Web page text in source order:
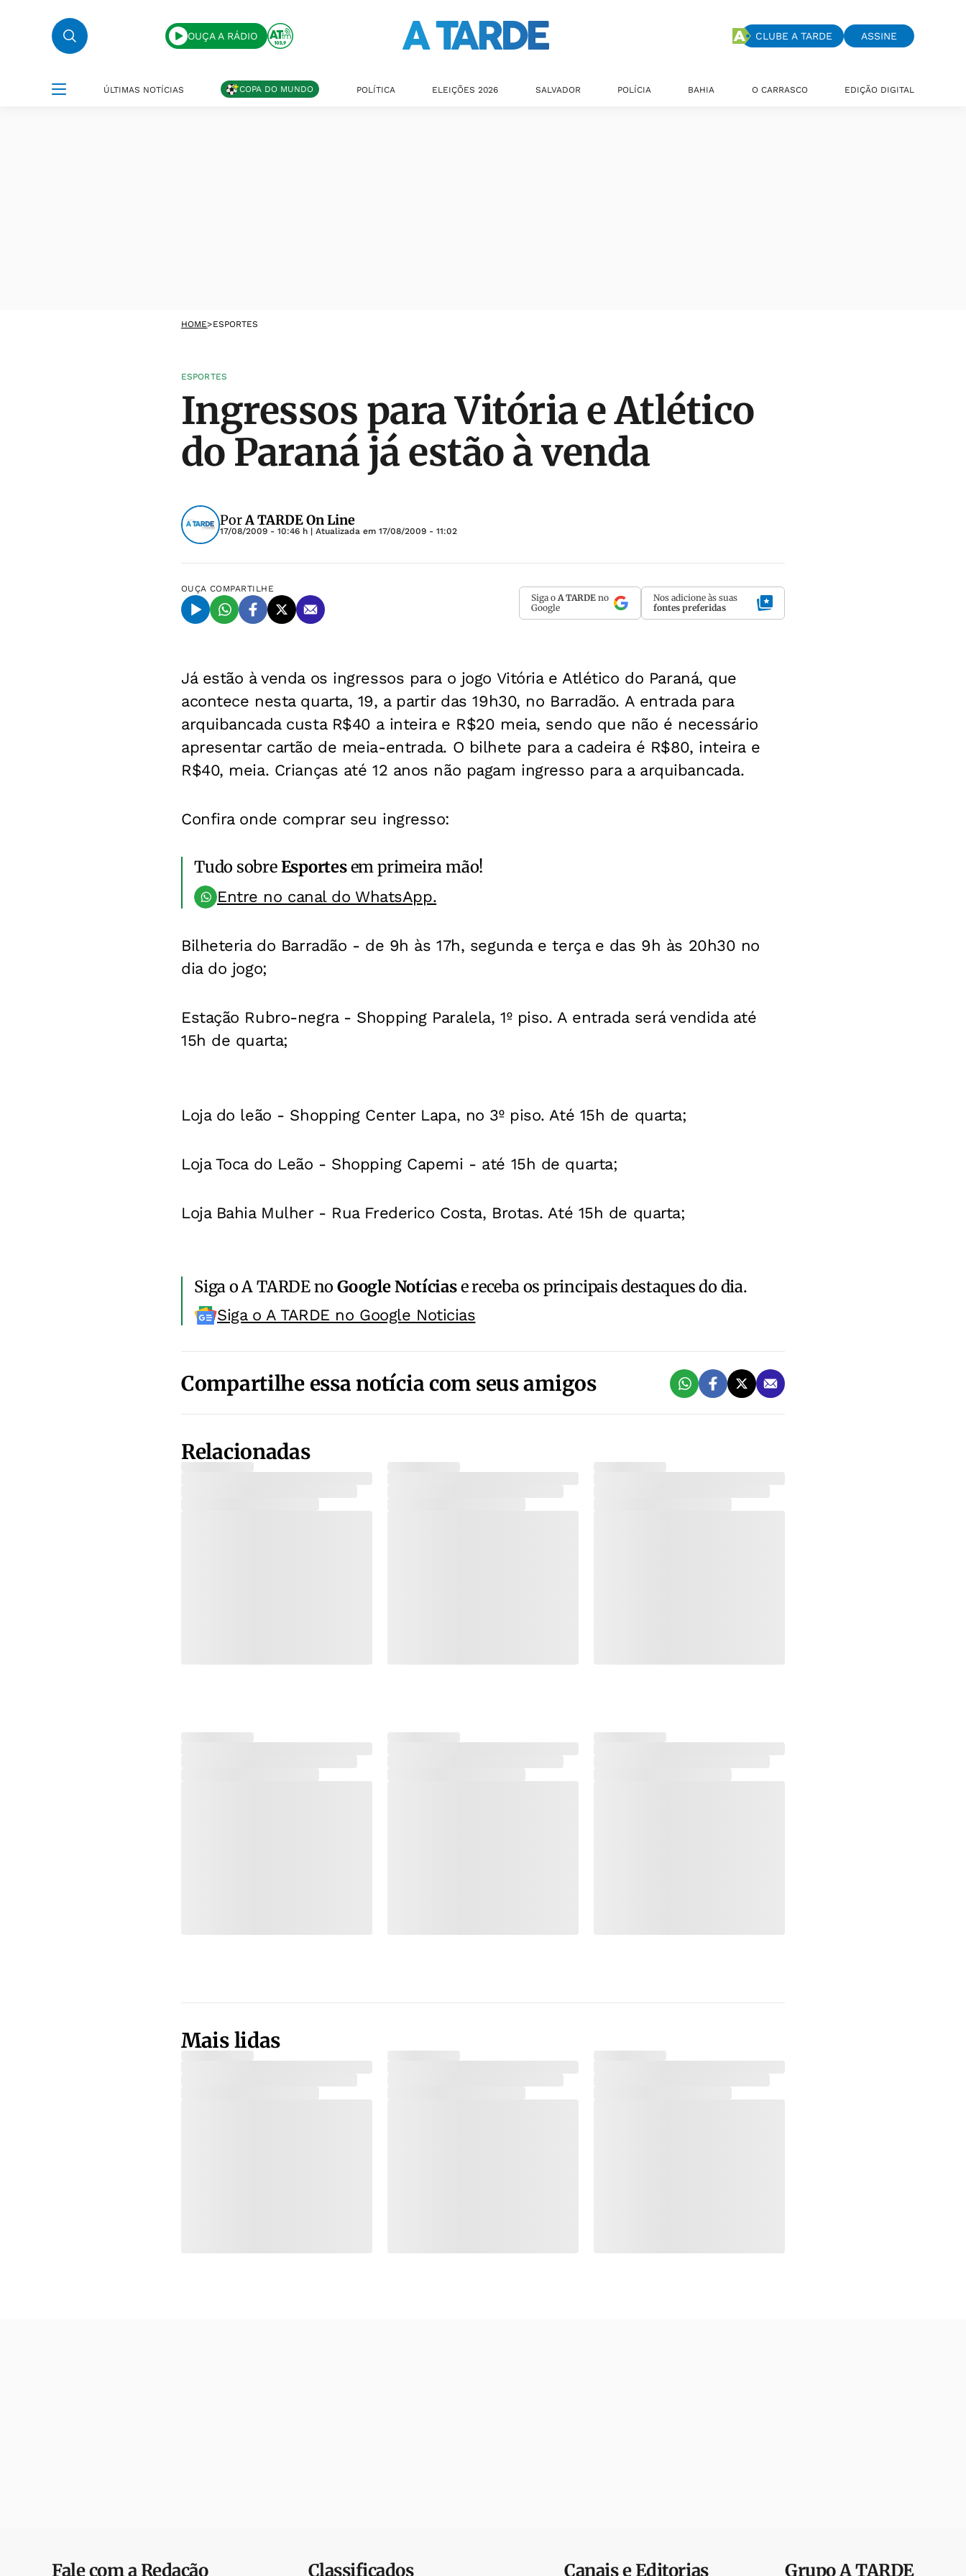
OUÇA A RÁDIO CLUBE A TARDE ASSINE
ÚLTIMAS NOTÍCIAS COPA DO MUNDO POLÍTICA ELEIÇÕES 2026 SALVADOR POLÍCIA BAHIA O CARRASCO EDIÇÃO DIGITAL
HOME>ESPORTES
ESPORTES
Ingressos para Vitória e Atlético
do Paraná já estão à venda
PorA TARDE On Line
17/08/2009 - 10:46 h | Atualizada em 17/08/2009 - 11:02
OUÇA COMPARTILHE
Siga o A TARDE no
Google
Nos adicione às suas
fontes preferidas
Já estão à venda os ingressos para o jogo Vitória e Atlético do Paraná, que
acontece nesta quarta, 19, a partir das 19h30, no Barradão. A entrada para
arquibancada custa R$40 a inteira e R$20 meia, sendo que não é necessário
apresentar cartão de meia-entrada. O bilhete para a cadeira é R$80, inteira e
R$40, meia. Crianças até 12 anos não pagam ingresso para a arquibancada.
Confira onde comprar seu ingresso:
Tudo sobreEsportesem primeira mão!
Entre no canal do WhatsApp.
Bilheteria do Barradão - de 9h às 17h, segunda e terça e das 9h às 20h30 no
dia do jogo;
Estação Rubro-negra - Shopping Paralela, 1º piso. A entrada será vendida até
15h de quarta;
Loja do leão - Shopping Center Lapa, no 3º piso. Até 15h de quarta;
Loja Toca do Leão - Shopping Capemi - até 15h de quarta;
Loja Bahia Mulher - Rua Frederico Costa, Brotas. Até 15h de quarta;
Siga o A TARDE noGoogle Notíciase receba os principais destaques do dia.
Siga o A TARDE no Google Noticias
Compartilhe essa notícia com seus amigos
Relacionadas
Mais lidas
Fale com a Redação Classificados Canais e Editorias GrupoA TARDE